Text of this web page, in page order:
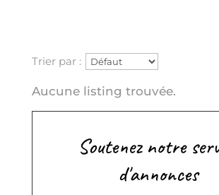
Trier par :
Aucune listing trouvée.
Soutenez notre
d'annonces